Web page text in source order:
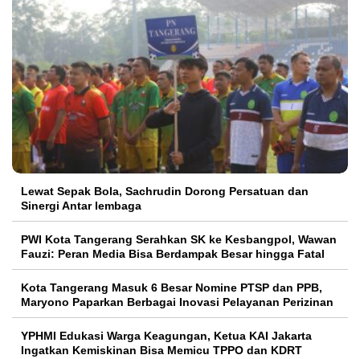
Lewat Sepak Bola, Sachrudin Dorong Persatuan dan
Sinergi Antar lembaga
PWI Kota Tangerang Serahkan SK ke Kesbangpol, Wawan
Fauzi: Peran Media Bisa Berdampak Besar hingga Fatal
Kota Tangerang Masuk 6 Besar Nomine PTSP dan PPB,
Maryono Paparkan Berbagai Inovasi Pelayanan Perizinan
YPHMI Edukasi Warga Keagungan, Ketua KAI Jakarta
Ingatkan Kemiskinan Bisa Memicu TPPO dan KDRT